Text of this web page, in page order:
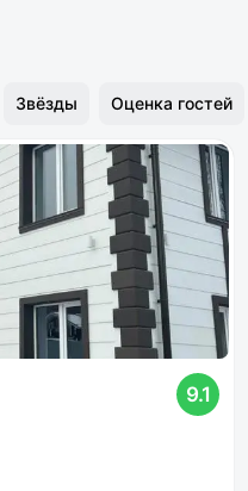
Звёзды Оценка гостей
9.1